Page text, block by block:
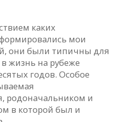
каких
мои
они были типичны для
жизнь на рубеже
годов. Особое
родоначальником и
в которой был и